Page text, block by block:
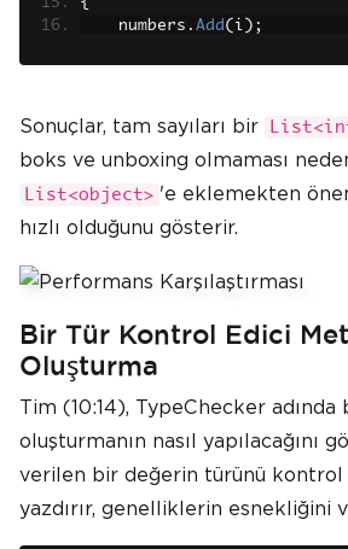
    numbers
. Add ( i );
Console
WriteLine (
"List of
sed time:
onds} ms");
Sonuçlar, tam sayıları bir
boks ve unboxing olmaması
List<object> 'e eklemekten
hızlı olduğunu gösterir.
Bir Tür Kontrol Edici
Oluşturma
Tim (10:14), TypeChecker
oluşturmanın nasıl yapılacağını
verilen bir değerin türünü kontrol
yazdırır, genelliklerin esnekliğini